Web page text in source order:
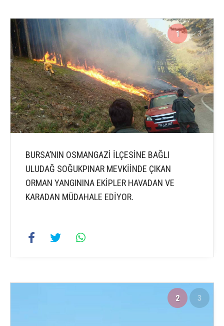
1 3
BURSA’NIN OSMANGAZİ İLÇESİNE BAĞLI
ULUDAĞ SOĞUKPINAR MEVKİİNDE ÇIKAN
ORMAN YANGININA EKİPLER HAVADAN VE
KARADAN MÜDAHALE EDİYOR.
2 3